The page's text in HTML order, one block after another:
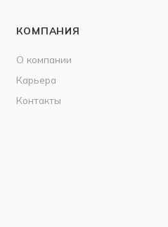
КОМПАНИЯ
О компании
Карьера
Контакты